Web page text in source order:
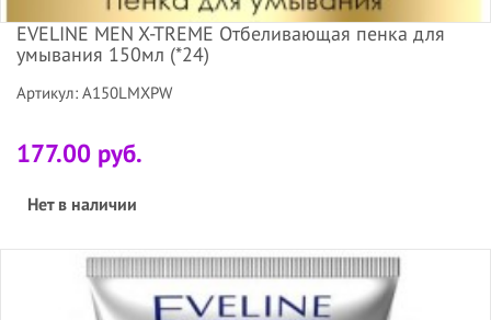
EVELINE MEN X-TREME Отбеливающая пенка для
умывания 150мл (*24)
Артикул: A150LMXPW
177.00 руб.
Нет в наличии